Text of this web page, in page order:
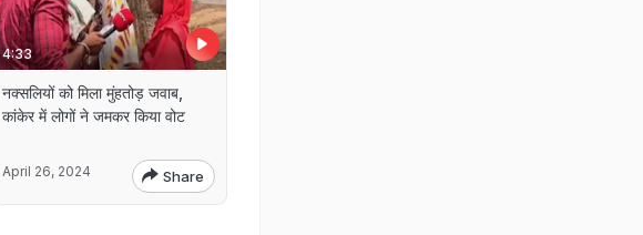
4:33
नक्सलियों को मिला मुंहतोड़ जवाब,
कांकेर में लोगों ने जमकर किया वोट
April 26, 2024 Share